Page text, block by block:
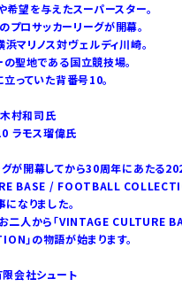
希望を与えたスーパースター。
ロサッカーリーグが開幕。
マリノス対ヴェルディ川崎。
聖地である国立競技場。
立っていた背番号10。
村和司氏
ラモス瑠偉氏
グが開幕してから30周年にあたる
BASE / FOOTBALL
なりました。
二人から「VINTAGE CULTURE
」の物語が始まります。
会社シュート